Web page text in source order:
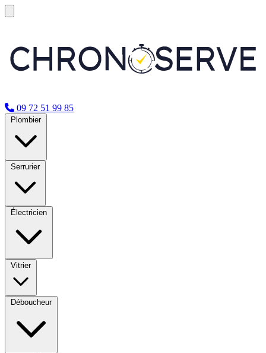
09 72 51 99 85
Plombier
Serrurier
Électricien
Vitrier
Déboucheur